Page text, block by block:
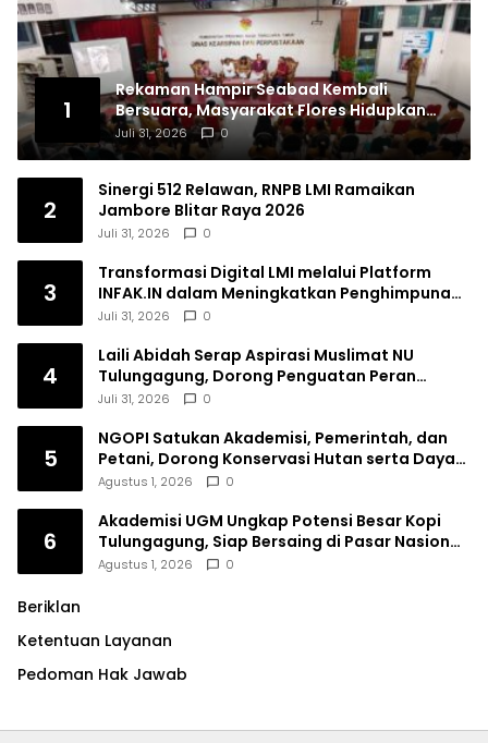
1
Rekaman Hampir Seabad Kembali
Bersuara, Masyarakat Flores Hidupkan
Lagi Ingatan Leluhur
Juli 31, 2026 0
2
Sinergi 512 Relawan, RNPB LMI Ramaikan
Jambore Blitar Raya 2026
Juli 31, 2026 0
3
Transformasi Digital LMI melalui Platform
INFAK.IN dalam Meningkatkan Penghimpunan
Dana Filantropi Islam
Juli 31, 2026 0
4
Laili Abidah Serap Aspirasi Muslimat NU
Tulungagung, Dorong Penguatan Peran
Perempuan
Juli 31, 2026 0
5
NGOPI Satukan Akademisi, Pemerintah, dan
Petani, Dorong Konservasi Hutan serta Daya
Saing Kopi Tulungagung
Agustus 1, 2026 0
6
Akademisi UGM Ungkap Potensi Besar Kopi
Tulungagung, Siap Bersaing di Pasar Nasional
hingga Dunia
Agustus 1, 2026 0
Beriklan
Ketentuan Layanan
Pedoman Hak Jawab